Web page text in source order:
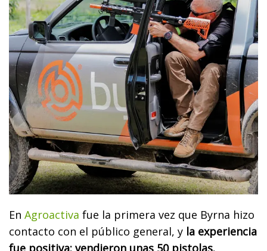
En Agroactiva fue la primera vez que Byrna hizo
contacto con el público general, y la experiencia
fue positiva: vendieron unas 50 pistolas.